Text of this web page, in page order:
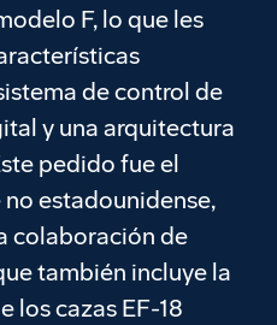
F, lo que les
de control de
y una arquitectura
pedido fue el
estadounidense,
colaboración de
también incluye la
los cazas EF-18